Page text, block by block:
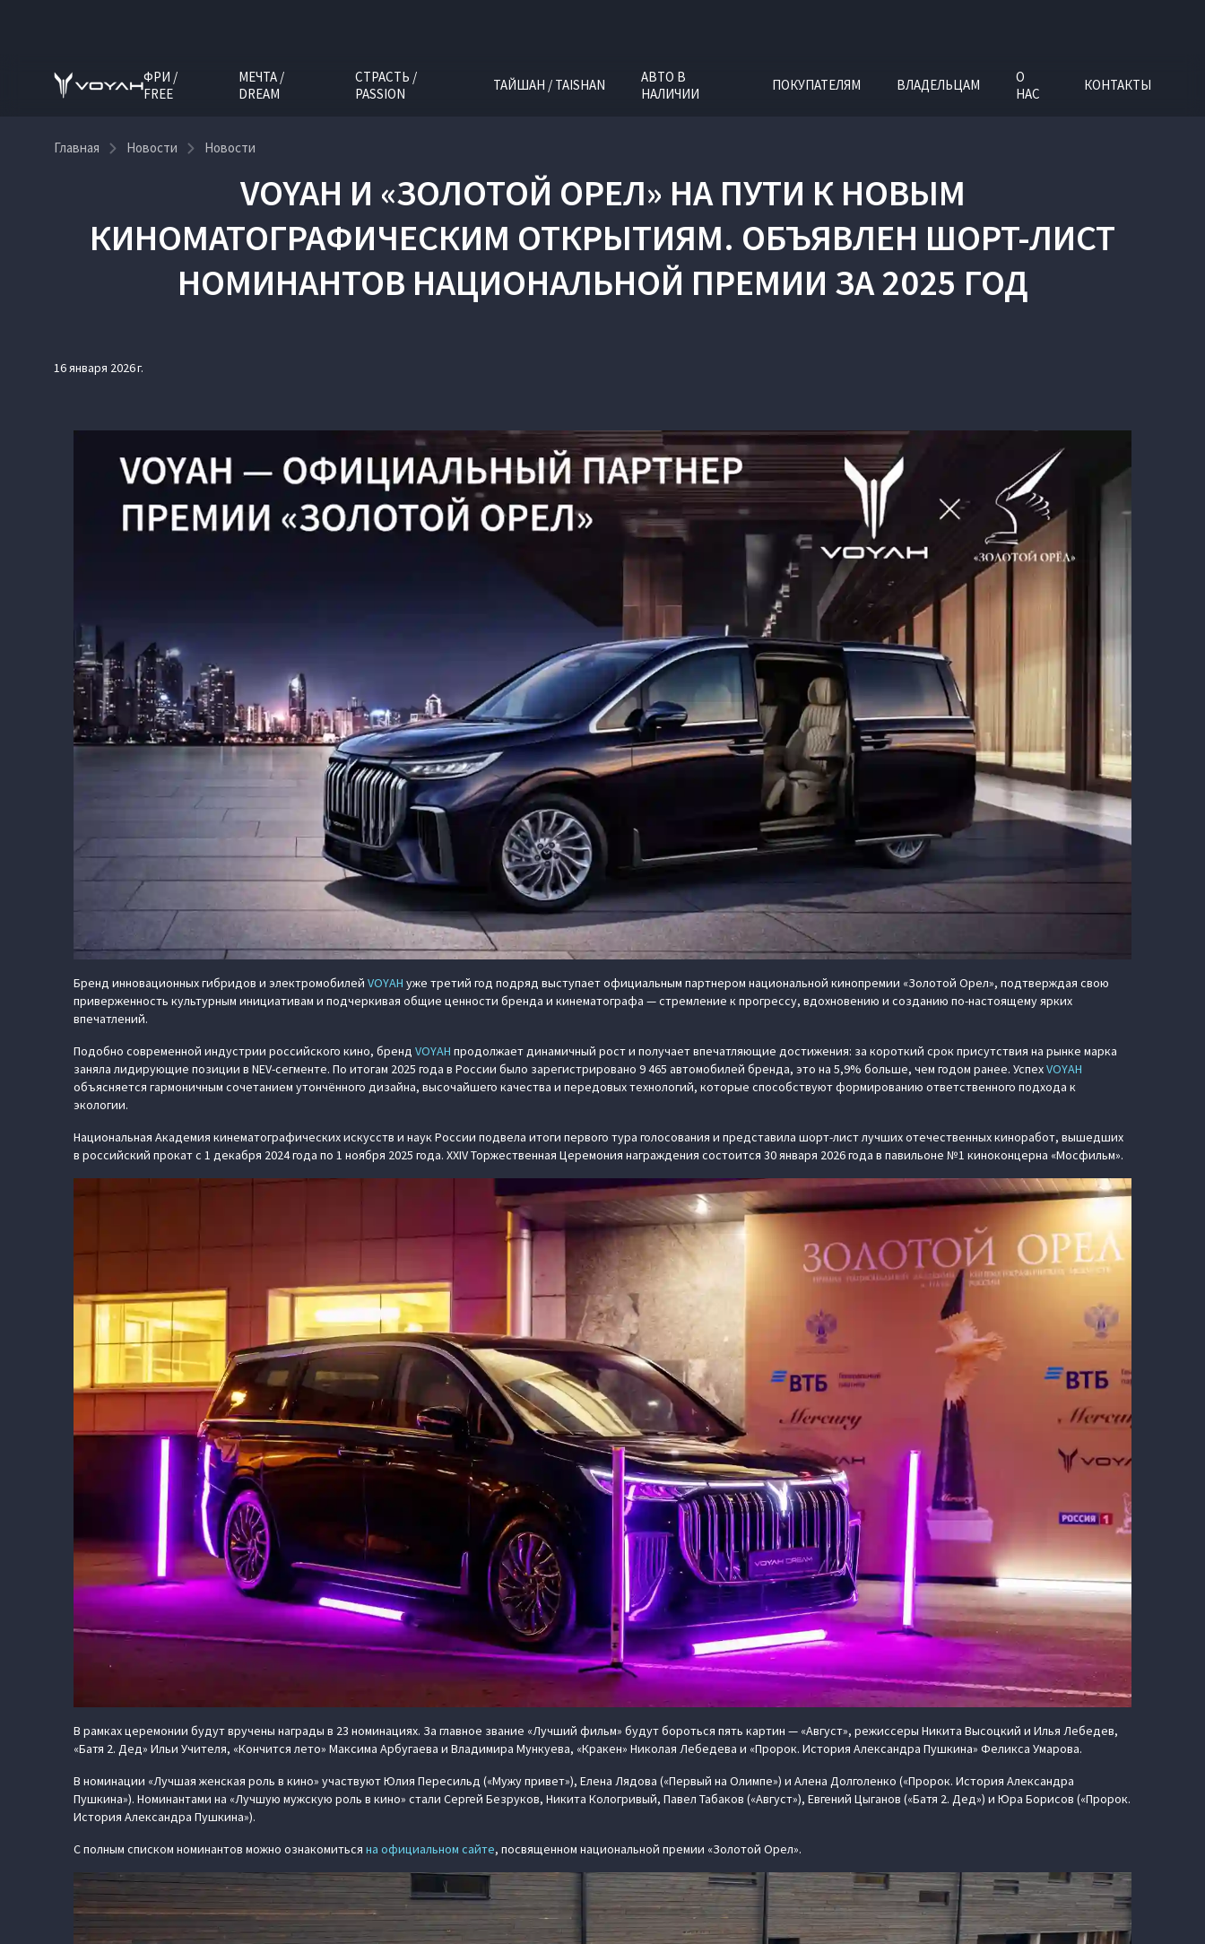
ФРИ /
FREE
МЕЧТА /
DREAM
СТРАСТЬ /
PASSION
ТАЙШАН / TAISHAN
АВТО В
НАЛИЧИИ
ПОКУПАТЕЛЯМ ВЛАДЕЛЬЦАМ
О
НАС
КОНТАКТЫ
Главная Новости Новости
VOYAH И «ЗОЛОТОЙ ОРЕЛ» НА ПУТИ К НОВЫМ
КИНОМАТОГРАФИЧЕСКИМ ОТКРЫТИЯМ. ОБЪЯВЛЕН ШОРТ-ЛИСТ
НОМИНАНТОВ НАЦИОНАЛЬНОЙ ПРЕМИИ ЗА 2025 ГОД
16 января 2026 г.
Бренд инновационных гибридов и электромобилей VOYAH уже третий год подряд выступает официальным партнером национальной кинопремии «Золотой Орел», подтверждая свою
приверженность культурным инициативам и подчеркивая общие ценности бренда и кинематографа — стремление к прогрессу, вдохновению и созданию по-настоящему ярких
впечатлений.
Подобно современной индустрии российского кино, бренд VOYAH продолжает динамичный рост и получает впечатляющие достижения: за короткий срок присутствия на рынке марка
заняла лидирующие позиции в NEV-сегменте. По итогам 2025 года в России было зарегистрировано 9 465 автомобилей бренда, это на 5,9% больше, чем годом ранее. УспехVOYAH
объясняется гармоничным сочетанием утончённого дизайна, высочайшего качества и передовых технологий, которые способствуют формированию ответственного подхода к
экологии.
Национальная Академия кинематографических искусств и наук России подвела итоги первого тура голосования и представила шорт-лист лучших отечественных киноработ, вышедших
в российский прокат с 1 декабря 2024 года по 1 ноября 2025 года. XXIV Торжественная Церемония награждения состоится 30 января 2026 года в павильоне №1 киноконцерна «Мосфильм».
В рамках церемонии будут вручены награды в 23 номинациях. За главное звание «Лучший фильм» будут бороться пять картин — «Август», режиссеры Никита Высоцкий и Илья Лебедев,
«Батя 2. Дед» Ильи Учителя, «Кончится лето» Максима Арбугаева и Владимира Мункуева, «Кракен» Николая Лебедева и «Пророк. История Александра Пушкина» Феликса Умарова.
В номинации «Лучшая женская роль в кино» участвуют Юлия Пересильд («Мужу привет»), Елена Лядова («Первый на Олимпе») и Алена Долголенко («Пророк. История Александра
Пушкина»). Номинантами на «Лучшую мужскую роль в кино» стали Сергей Безруков, Никита Кологривый, Павел Табаков («Август»), Евгений Цыганов («Батя 2. Дед») и Юра Борисов («Пророк.
История Александра Пушкина»).
С полным списком номинантов можно ознакомиться на официальном сайте, посвященном национальной премии «Золотой Орел».